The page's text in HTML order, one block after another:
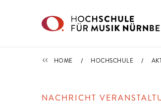
IMPORTIERT
HOME HOCHSCHULE
NACHRICHT